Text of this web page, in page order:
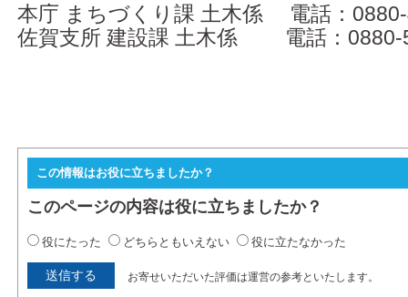
本庁 まちづくり課 土木係 電話：
佐賀支所 建設課 土木係 電話：0880-
この情報はお役に立ちましたか？
このページの内容は役に立ちましたか？
役にたった どちらともいえない 役に立たなかった
お寄せいただいた評価は運営の参考といたします。